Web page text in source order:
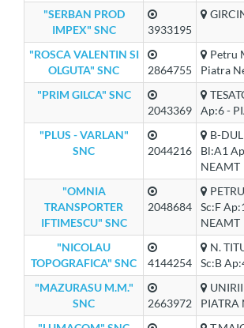
"SERBAN PROD
IMPEX" SNC
3933195
"ROSCA VALENTIN SI
OLGUTA" SNC
2864755
Petru
Piatra
"PRIM GILCA" SNC
2043369
Ap:6 -
"PLUS - VARLAN"
SNC
2044216
B-
Bl:A1
NEAMT
"OMNIA
TRANSPORTER
IFTIMESCU" SNC
2048684
Sc:F
NEAMT
"NICOLAU
TOPOGRAFICA" SNC
4144254
N.
Sc:B
"MAZURASU M.M."
SNC
2663972
PIATRA